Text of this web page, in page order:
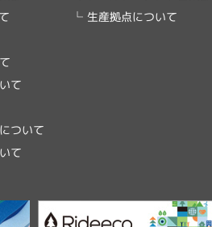
て
ついて
て
生産拠点について